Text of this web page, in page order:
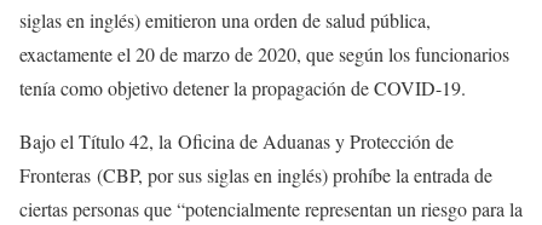
siglas en inglés) emitieron una orden de salud pública,
exactamente el 20 de marzo de 2020, que según los funcionarios
tenía como objetivo detener la propagación de COVID-19.
Bajo el Título 42, la Oficina de Aduanas y Protección de
Fronteras (CBP, por sus siglas en inglés) prohíbe la entrada de
ciertas personas que “potencialmente representan un riesgo para la